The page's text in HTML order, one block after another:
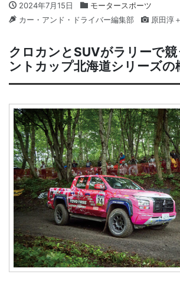
2024年7月15日
モータースポーツ
カー・アンド・ドライバー編集部
原田淳
クロカンとSUVがラリーで競
ントカップ北海道シリーズの